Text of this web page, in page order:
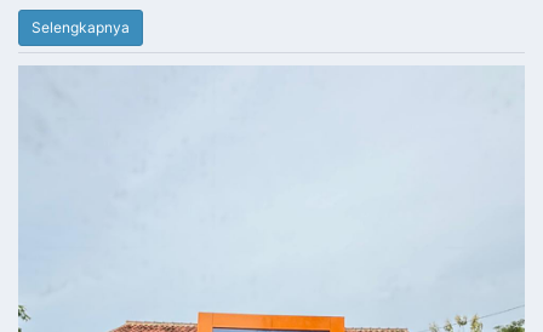
Selengkapnya